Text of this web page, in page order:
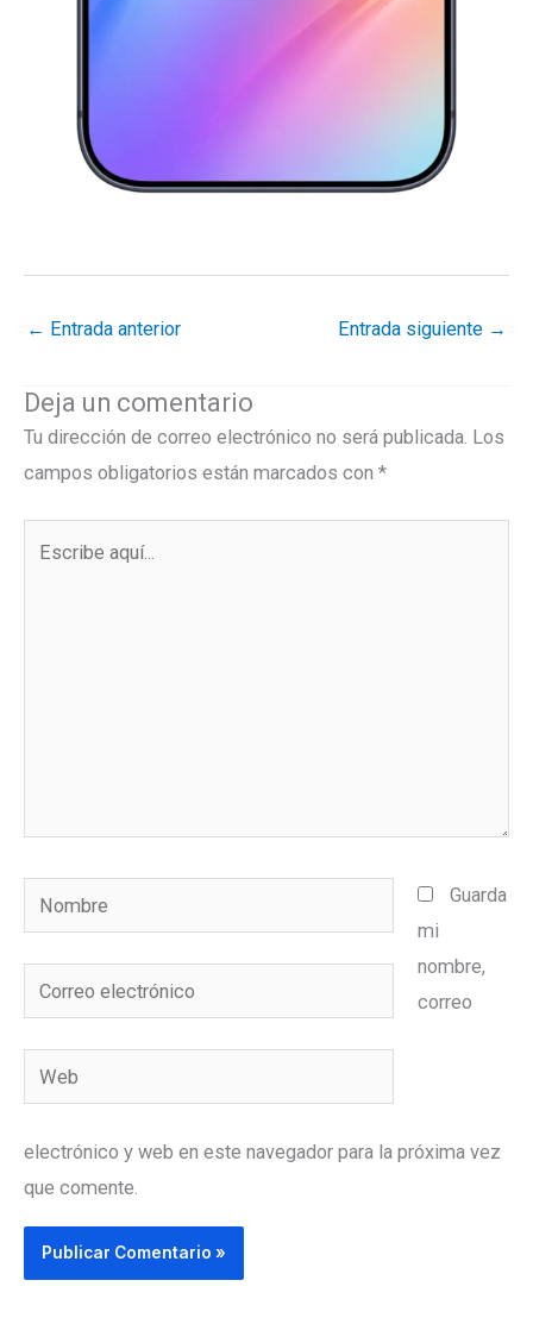
← Entrada anterior Entrada siguiente →
Deja un comentario
Tu dirección de correo electrónico no será publicada. Los
campos obligatorios están marcados con *
Nombre
Correo
electrónico
Web
Guarda
mi
nombre,
correo
electrónico y web en este navegador para la próxima vez
que comente.